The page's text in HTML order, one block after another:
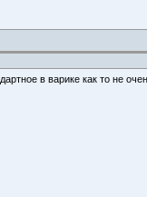
в варике как то не